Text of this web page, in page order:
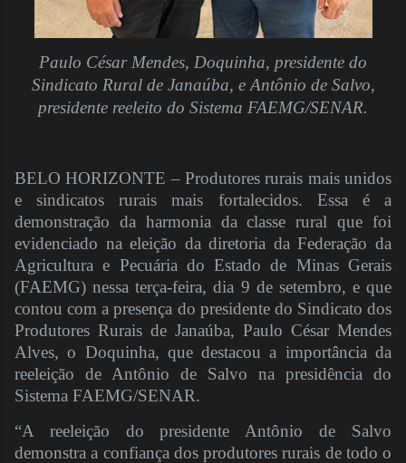
Paulo César Mendes, Doquinha, presidente do
Sindicato Rural de Janaúba, e Antônio de Salvo,
presidente reeleito do Sistema FAEMG/SENAR.
BELO HORIZONTE – Produtores rurais mais unidos
e sindicatos rurais mais fortalecidos. Essa é a
demonstração da harmonia da classe rural que foi
evidenciado na eleição da diretoria da Federação da
Agricultura e Pecuária do Estado de Minas Gerais
(FAEMG) nessa terça-feira, dia 9 de setembro, e que
contou com a presença do presidente do Sindicato dos
Produtores Rurais de Janaúba, Paulo César Mendes
Alves, o Doquinha, que destacou a importância da
reeleição de Antônio de Salvo na presidência do
Sistema FAEMG/SENAR.
“A reeleição do presidente Antônio de Salvo
demonstra a confiança dos produtores rurais de todo o